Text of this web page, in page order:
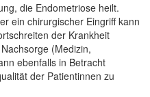
die Endometriose heilt.
ein chirurgischer Eingriff kann
der Krankheit
(Medizin,
ebenfalls in Betracht
der Patientinnen zu